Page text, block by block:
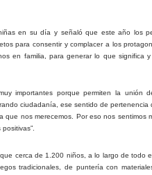
en su día y señaló que este año los
para consentir y complacer a los
en familia, para generar lo que
importantes porque permiten la
ciudadanía, ese sentido de
que nos merecemos. Por eso nos
cerca de 1.200 niños, a lo largo de todo
tradicionales, de puntería con